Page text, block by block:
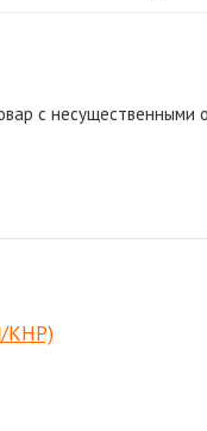
с несущественными
КНР)